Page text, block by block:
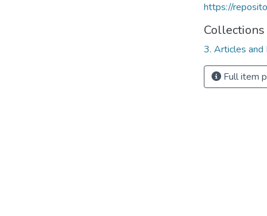
https://
Collections
3. Articles and
Full item